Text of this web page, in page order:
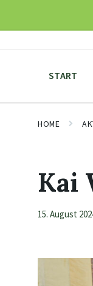
content
main
footer
START
HOME
Kai
15. August